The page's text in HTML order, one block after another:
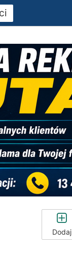
Dodaj